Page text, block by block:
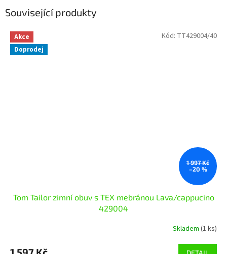
Související produkty
Akce
Doprodej
1 997 Kč
–20 %
Tom Tailor zimní obuv s TEX mebránou Lava/cappucino
429004
Skladem (1 ks)
Kód: TT429004/40